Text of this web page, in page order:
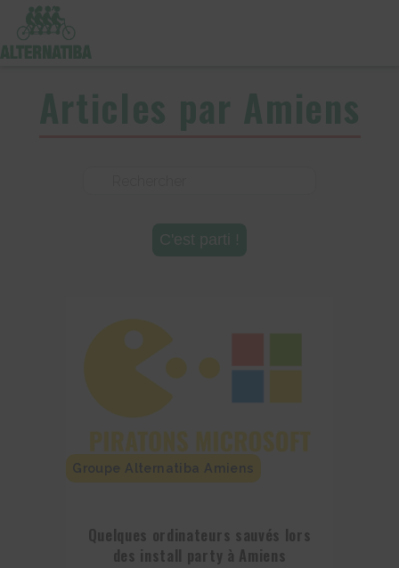
Articles par Amiens
Groupe Alternatiba Amiens
Quelques ordinateurs sauvés lors
des install party à Amiens